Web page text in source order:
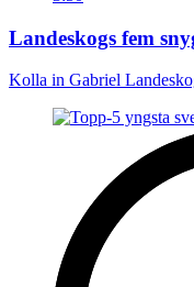
Landeskogs fem
Kolla in Gabriel